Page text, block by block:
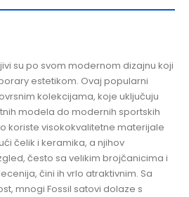
su po svom modernom dizajnu koji
estetikom. Ovaj popularni
kolekcijama, koje uključuju
modela do modernih sportskih
koriste visokokvalitetne materijale
čelik i keramika, a njihov
često sa velikim brojčanicima i
čini ih vrlo atraktivnim. Sa
mnogi Fossil satovi dolaze s